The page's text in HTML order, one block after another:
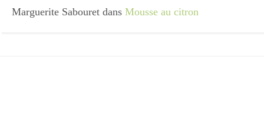
Marguerite Sabouret dans Mousse au citron